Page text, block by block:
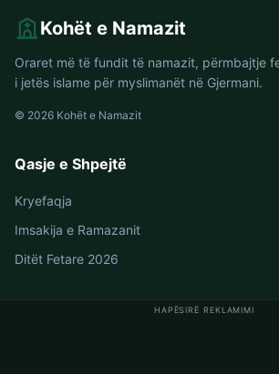
HAPËSIRË REKLAMIMI
Kohët e Namazit
Oraret më të fundit të namazit, përmbajtje
i jetës islame për myslimanët në Gjermani.
© 2026 Kohët e Namazit
Qasje e Shpejtë
Kryefaqja
Imsakija e Ramazanit
Ditët Fetare 2026
Oraret e Namazit në Gjermani